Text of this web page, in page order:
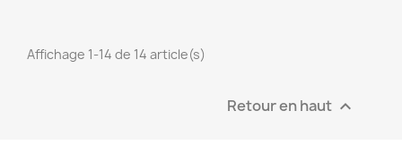
Affichage 1-14 de 14 article(s)
Retour en haut 